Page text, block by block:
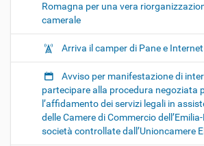
Romagna per una vera
camerale
Arriva il camper di Pane e Internet
Avviso per manifestazione di
partecipare alla procedura negoziata
l’affidamento dei servizi legali in
delle Camere di Commercio
società controllate dall’Unioncamere